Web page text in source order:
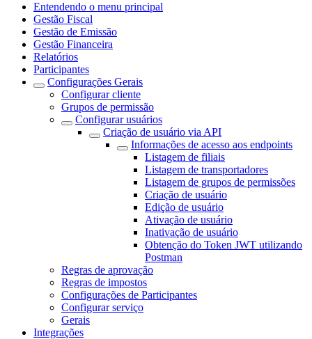
Entendendo o menu principal
Gestão Fiscal
Gestão de Emissão
Gestão Financeira
Relatórios
Participantes
Configurações Gerais
Configurar cliente
Grupos de permissão
Configurar usuários
Criação de usuário via API
Informações de acesso aos endpoints
Listagem de filiais
Listagem de transportadores
Listagem de grupos de permissões
Criação de usuário
Edição de usuário
Ativação de usuário
Inativação de usuário
Obtenção do Token JWT utilizando
Postman
Regras de aprovação
Regras de impostos
Configurações de Participantes
Configurar serviço
Gerais
Integrações